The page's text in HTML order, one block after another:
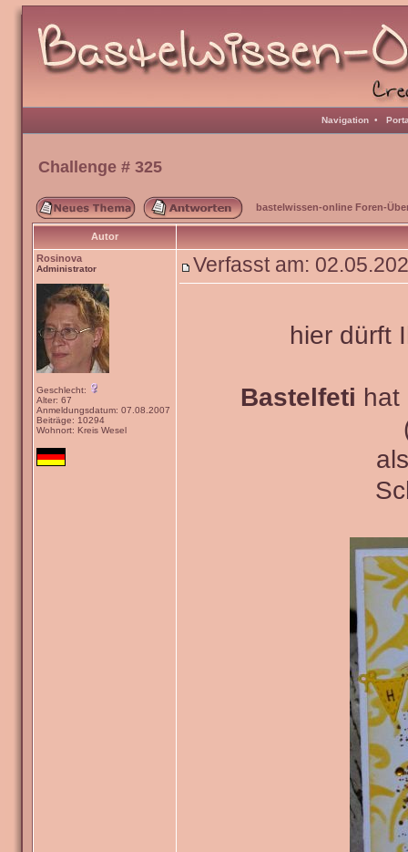
Navigation •
Challenge # 325
bastelwissen-online Foren-
Autor
Rosinova
Administrator
Geschlecht:
Alter: 67
Anmeldungsdatum: 07.08.2007
Beiträge: 10294
Wohnort: Kreis Wesel
Verfasst am:
hier dürft
Bastelfeti hat